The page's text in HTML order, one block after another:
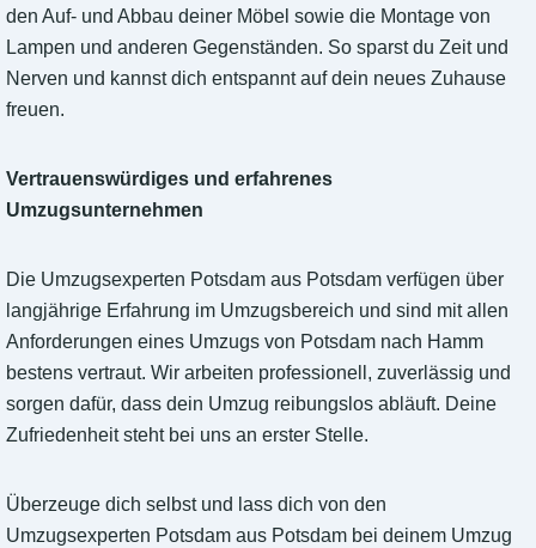
den Auf- und Abbau deiner Möbel sowie die Montage von
Lampen und anderen Gegenständen. So sparst du Zeit und
Nerven und kannst dich entspannt auf dein neues Zuhause
freuen.
Vertrauenswürdiges und erfahrenes
Umzugsunternehmen
Die Umzugsexperten Potsdam aus Potsdam verfügen über
langjährige Erfahrung im Umzugsbereich und sind mit allen
Anforderungen eines Umzugs von Potsdam nach Hamm
bestens vertraut. Wir arbeiten professionell, zuverlässig und
sorgen dafür, dass dein Umzug reibungslos abläuft. Deine
Zufriedenheit steht bei uns an erster Stelle.
Überzeuge dich selbst und lass dich von den
Umzugsexperten Potsdam aus Potsdam bei deinem Umzug